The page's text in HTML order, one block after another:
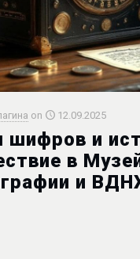
on 12.09.2025
шифров и
в
и